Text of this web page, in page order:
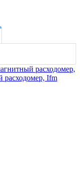
расходомер,
расходомер, Ifm